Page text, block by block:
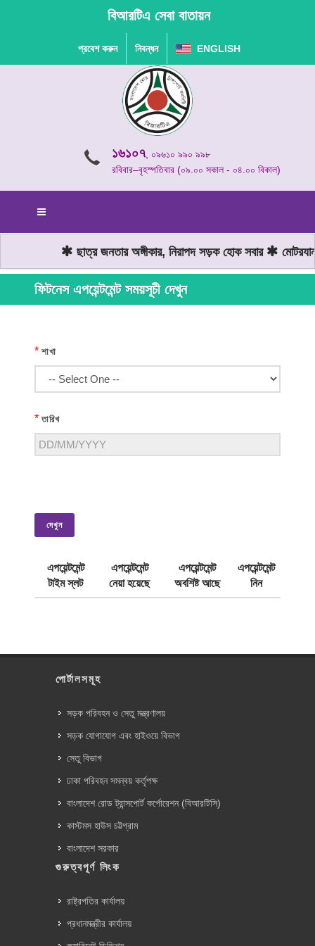
বিআরটিএ সেবা বাতায়ন
প্রবেশ করুন নিবন্ধন ENGLISH
১৬১০৭, ০৯৬১০ ৯৯০ ৯৯৮
রবিবার–বৃহস্পতিবার (০৯.০০ সকাল - ০৪.০০ বিকাল)
ছাত্র জনতার অঙ্গীকার, নিরাপদ সড়ক হোক সবার মোটরযান
ফিটনেস এপয়েন্টমেন্ট সময়সূচী দেখুন
* শাখা
* তারিখ
দেখুন
এপয়েন্টমেন্ট
টাইম স্লট
এপয়েন্টমেন্ট
নেয়া হয়েছে
এপয়েন্টমেন্ট
অবশিষ্ট আছে
এপয়েন্টমেন্ট
নিন
পোর্টালসমূহ
সড়ক পরিবহন ও সেতু মন্ত্রণালয়
সড়ক যোগাযোগ এবং হাইওয়ে বিভাগ
সেতু বিভাগ
ঢাকা পরিবহন সমন্বয় কর্তৃপক্ষ
বাংলাদেশ রোড ট্রান্সপোর্ট কর্পোরেশন (বিআরটিসি)
কাস্টমস হাউস চট্টগ্রাম
বাংলাদেশ সরকার
গুরুত্বপূর্ণ লিংক
রাষ্ট্রপতির কার্যালয়
প্রধানমন্ত্রীর কার্যালয়